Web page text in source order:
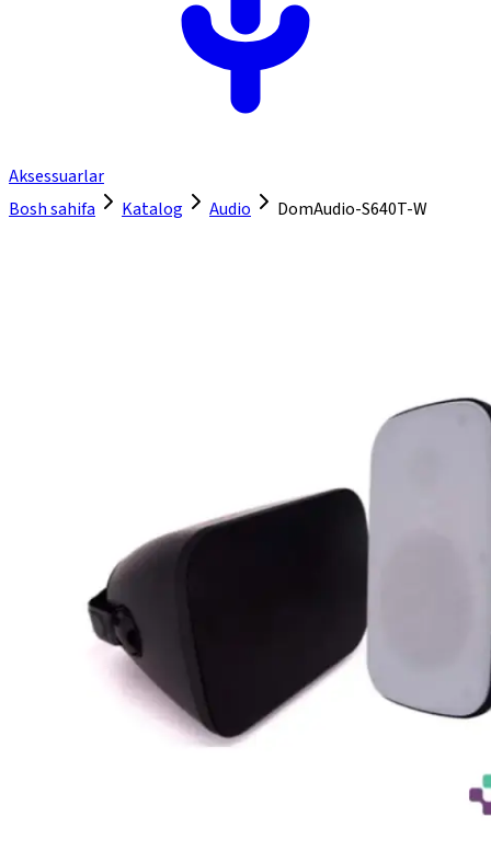
Aksessuarlar
Bosh sahifa
Katalog Audio DomAudio-S640T-W